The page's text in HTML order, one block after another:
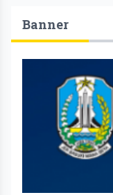
Banner